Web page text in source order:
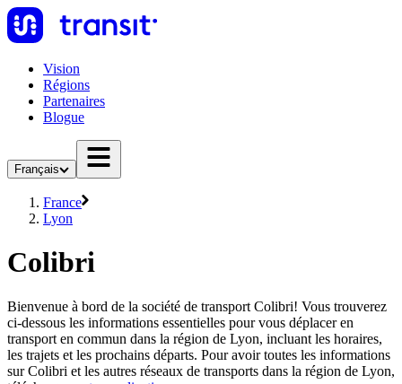
Vision
Régions
Partenaires
Blogue
Français
France
Lyon
Colibri
Bienvenue à bord de la société de transport Colibri! Vous trouverez
ci-dessous les informations essentielles pour vous déplacer en
transport en commun dans la région de Lyon, incluant les horaires,
les trajets et les prochains départs. Pour avoir toutes les informations
sur Colibri et les autres réseaux de transports dans la région de Lyon,